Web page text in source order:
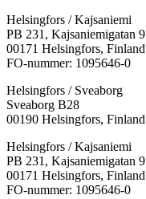
Helsingfors / Kajsaniemi
PB 231, Kajsaniemigatan 9
00171 Helsingfors, Finland
FO-nummer: 1095646-0
Helsingfors / Sveaborg
Sveaborg B28
00190 Helsingfors, Finland
Facebook:
Öppnas
i
en
Instagram:
Öppnas
i
en
TikTok:
Öppnas
i
en
Youtube:
Öppnas
i
en
Vimeo:
Öppnas
i
en
Helsingfors / Kajsaniemi
PB 231, Kajsaniemigatan 9
00171 Helsingfors, Finland
FO-nummer: 1095646-0